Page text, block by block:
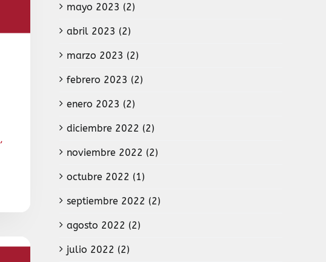
,
mayo 2023 (2)
abril 2023 (2)
marzo 2023 (2)
febrero 2023 (2)
enero 2023 (2)
diciembre 2022 (2)
noviembre 2022 (2)
octubre 2022 (1)
septiembre 2022 (2)
agosto 2022 (2)
julio 2022 (2)